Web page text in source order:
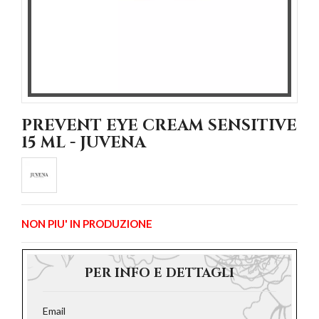
PREVENT EYE CREAM SENSITIVE
15 ML - JUVENA
NON PIU' IN PRODUZIONE
PER INFO E DETTAGLI
Email